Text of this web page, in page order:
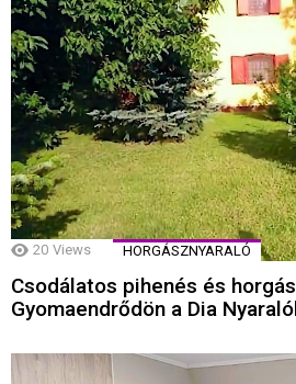
20 Views HORGÁSZNYARALÓ
Csodálatos pihenés és
Gyomaendrődön a Dia